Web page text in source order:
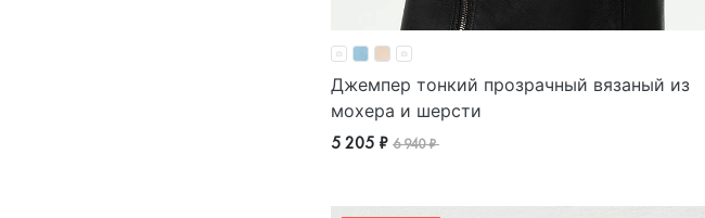
Джемпер тонкий прозрачный вязаный из
мохера и шерсти
5 205 ₽ 6 940 ₽